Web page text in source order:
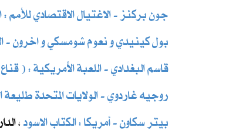
جون بركنز - الاغتيال الاقتصادي
بول كينيدي و نعوم شومسكي و اخرون ​-
قاسم البغدادي - اللعبة الأمريكية : (
روجيه غاردوي - الولايات المتحدة طليعة
بيتر سكاون - أمريكا : الكتاب الاسود،